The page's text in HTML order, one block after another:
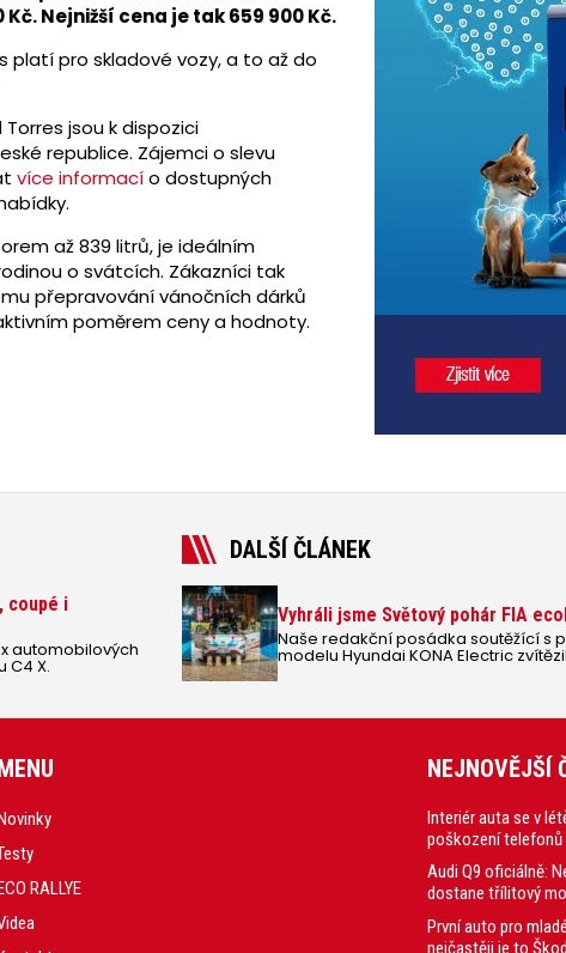
Nejnižší cena je tak 659 900 Kč.
platí pro skladové vozy, a to až do
jsou k dispozici
republice. Zájemci o slevu
více informacío dostupných
až 839 litrů, je ideálním
o svátcích. Zákazníci tak
přepravování vánočních dárků
poměrem ceny a hodnoty.
coupé i
automobilových
C4 X.
DALŠÍ ČLÁNEK
Vyhráli jsme Světový pohár FIA
Naše redakční posádka soutěžící s
modelu Hyundai KONA Electric
šampionátu elektromobilů FIA
MENU
Novinky
ECO RALLYE
NEJNOVĚJŠÍ
Interiér auta se v
poškození telefonů
Audi Q9 oficiálně:
dostane třílitový
První auto pro
nejčastěji je to